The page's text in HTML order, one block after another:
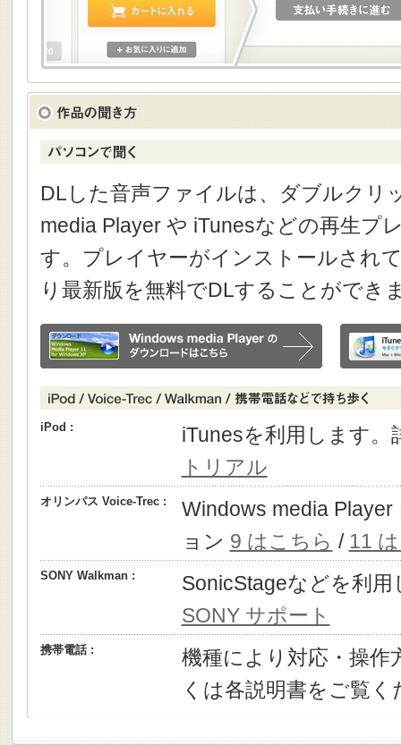
DLした音声ファイルは、ダブルクリ
media Player や iTunesなどの再生プ
す。プレイヤーがインストールされ
り最新版を無料でDLすることができ
iPod :
iTunesを利用します
トリアル
オリンパス Voice-Trec :
Windows media
ョン 9 はこちら / 11
SONY Walkman :
SonicStageなどを利
SONY サポート
携帯電話 :
機種により対応・操作
くは各説明書をご覧く